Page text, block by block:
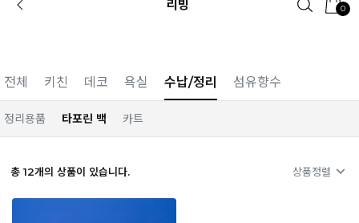
카카오 플친 추가하면1천원 즉시 할인 쿠폰
리빙 0
전체 키친 데코 욕실 수납/정리 섬유향수
정리용품 타포린 백 카트
총 12개의 상품이 있습니다. 상품정렬